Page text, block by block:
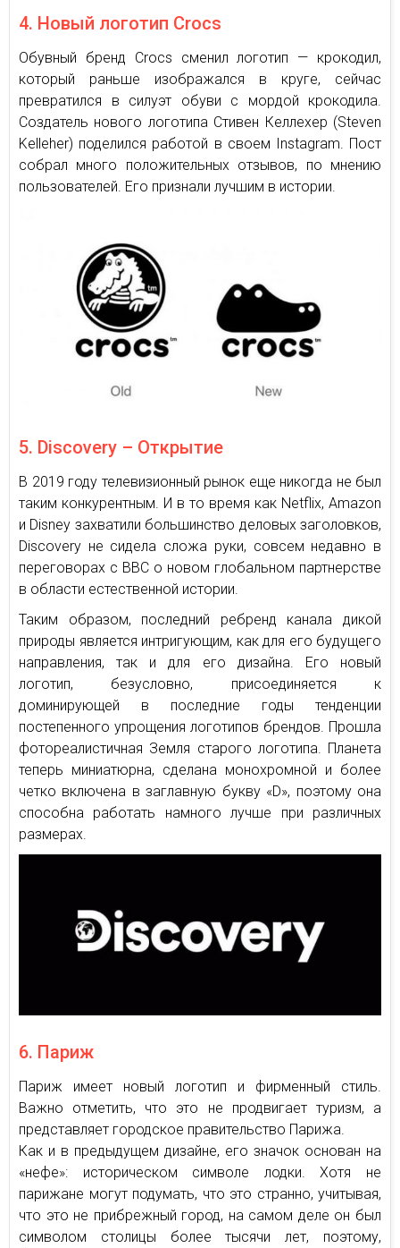
4. Новый логотип Crocs
Обувный бренд Crocs сменил логотип — крокодил,
который раньше изображался в круге, сейчас
превратился в силуэт обуви с мордой крокодила.
Создатель нового логотипа Стивен Келлехер (Steven
Kelleher) поделился работой в своем Instagram. Пост
собрал много положительных отзывов, по мнению
пользователей. Его признали лучшим в истории.
5. Discovery – Открытие
В 2019 году телевизионный рынок еще никогда не был
таким конкурентным. И в то время как Netflix, Amazon
и Disney захватили большинство деловых заголовков,
Discovery не сидела сложа руки, совсем недавно в
переговорах с BBC о новом глобальном партнерстве
в области естественной истории.
Таким образом, последний ребренд канала дикой
природы является интригующим, как для его будущего
направления, так и для его дизайна. Его новый
логотип, безусловно, присоединяется к
доминирующей в последние годы тенденции
постепенного упрощения логотипов брендов. Прошла
фотореалистичная Земля старого логотипа. Планета
теперь миниатюрна, сделана монохромной и более
четко включена в заглавную букву «D», поэтому она
способна работать намного лучше при различных
размерах.
6. Париж
Париж имеет новый логотип и фирменный стиль.
Важно отметить, что это не продвигает туризм, а
представляет городское правительство Парижа.
Как и в предыдущем дизайне, его значок основан на
«нефе»: историческом символе лодки. Хотя не
парижане могут подумать, что это странно, учитывая,
что это не прибрежный город, на самом деле он был
символом столицы более тысячи лет, поэтому,